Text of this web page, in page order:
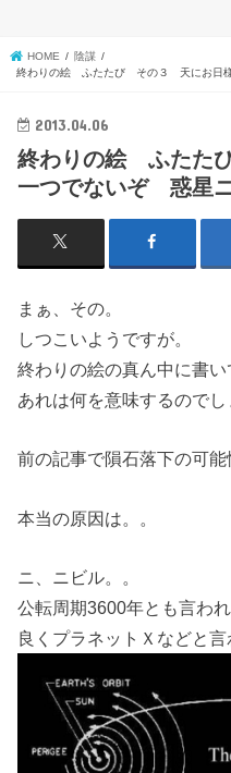
HOME
陰謀
終わりの絵 ふたたび その３ 天にお日
2013.04.06
終わりの絵 ふたた
一つでないぞ 惑星
まぁ、その。
しつこいようですが。
終わりの絵の真ん中に書い
あれは何を意味するのでし
前の記事で隕石落下の可能
本当の原因は。。
ニ、ニビル。。
公転周期3600年とも言わ
良くプラネットＸなどと言